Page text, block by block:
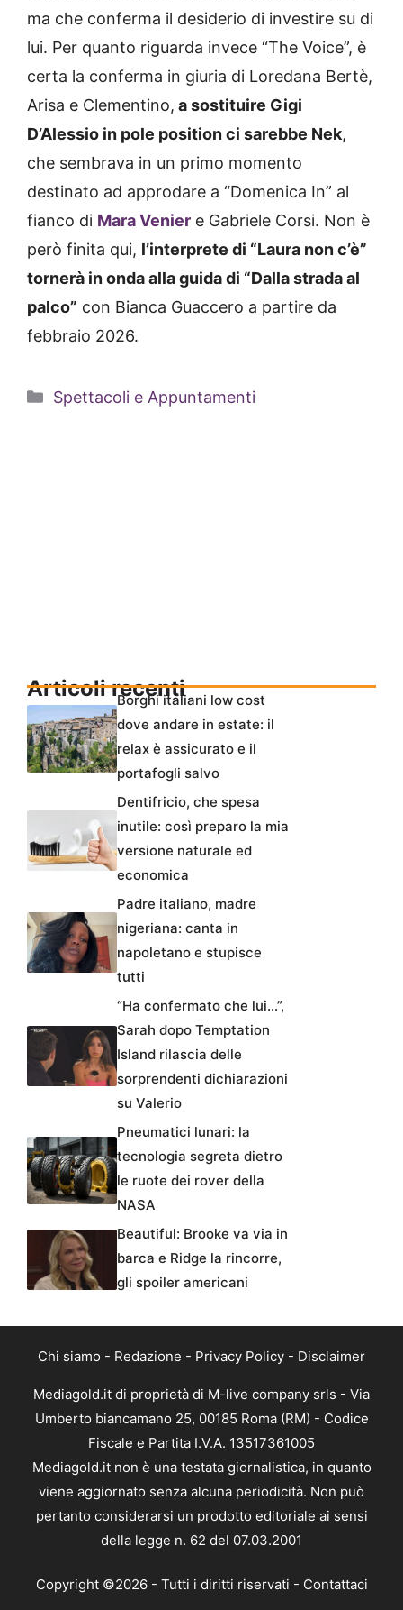
ma che conferma il desiderio di investire su di
lui. Per quanto riguarda invece “The Voice”, è
certa la conferma in giuria di Loredana Bertè,
Arisa e Clementino, a sostituire Gigi
D’Alessio in pole position ci sarebbe Nek,
che sembrava in un primo momento
destinato ad approdare a “Domenica In” al
fianco di Mara Venier e Gabriele Corsi. Non è
però finita qui, l’interprete di “Laura non c’è”
tornerà in onda alla guida di “Dalla strada al
palco” con Bianca Guaccero a partire da
febbraio 2026.
Categorie
Spettacoli e Appuntamenti
Articoli recentiBorghi italiani low cost
dove andare in estate: il
relax è assicurato e il
portafogli salvo
Dentifricio, che spesa
inutile: così preparo la mia
versione naturale ed
economica
Padre italiano, madre
nigeriana: canta in
napoletano e stupisce
tutti
“Ha confermato che lui…”,
Sarah dopo Temptation
Island rilascia delle
sorprendenti dichiarazioni
su Valerio
Pneumatici lunari: la
tecnologia segreta dietro
le ruote dei rover della
NASA
Beautiful: Brooke va via in
barca e Ridge la rincorre,
gli spoiler americani
Chi siamo - Redazione - Privacy Policy - Disclaimer
Mediagold.it di proprietà di M-live company srls - Via
Umberto biancamano 25, 00185 Roma (RM) - Codice
Fiscale e Partita I.V.A. 13517361005
Mediagold.it non è una testata giornalistica, in quanto
viene aggiornato senza alcuna periodicità. Non può
pertanto considerarsi un prodotto editoriale ai sensi
della legge n. 62 del 07.03.2001
Copyright ©2026 - Tutti i diritti riservati - Contattaci